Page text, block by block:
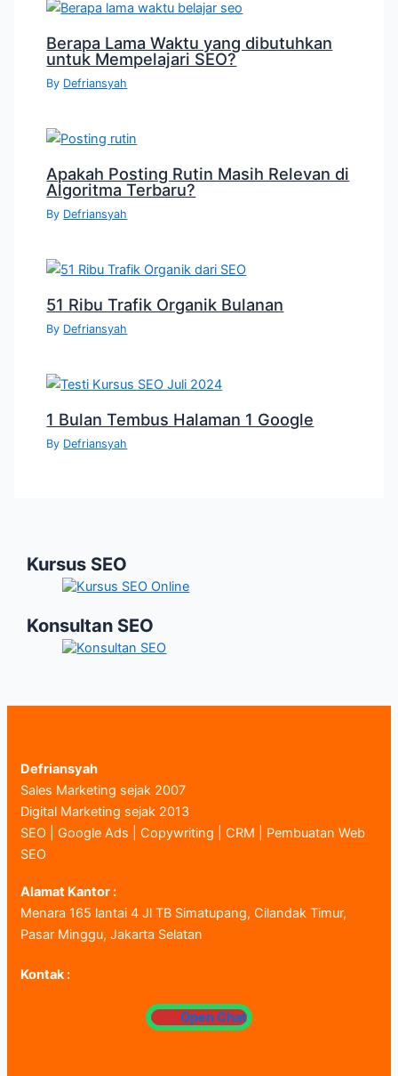
Berapa Lama Waktu yang dibutuhkan
untuk Mempelajari SEO?
By Defriansyah
Apakah Posting Rutin Masih Relevan di
Algoritma Terbaru?
By Defriansyah
51 Ribu Trafik Organik Bulanan
By Defriansyah
1 Bulan Tembus Halaman 1 Google
By Defriansyah
Kursus SEO
Konsultan SEO
Defriansyah
Sales Marketing sejak 2007
Digital Marketing sejak 2013
SEO | Google Ads | Copywriting | CRM | Pembuatan Web
SEO
Alamat Kantor :
Menara 165 lantai 4 Jl TB Simatupang, Cilandak Timur,
Pasar Minggu, Jakarta Selatan
Kontak :
Open Chat